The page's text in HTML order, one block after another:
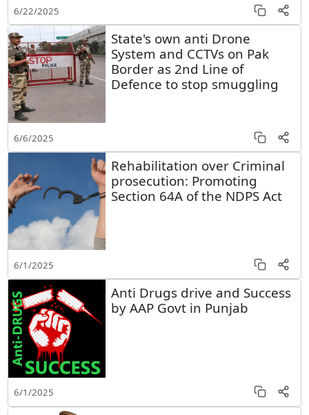
6/22/2025
State's own anti Drone
System and CCTVs on Pak
Border as 2nd Line of
Defence to stop smuggling
6/6/2025
Rehabilitation over Criminal
prosecution: Promoting
Section 64A of the NDPS Act
6/1/2025
Anti Drugs drive and Success
by AAP Govt in Punjab
6/1/2025